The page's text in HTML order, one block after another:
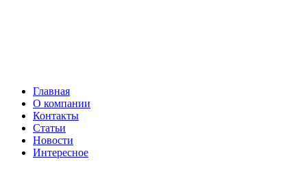
Главная
О компании
Контакты
Статьи
Новости
Интересное